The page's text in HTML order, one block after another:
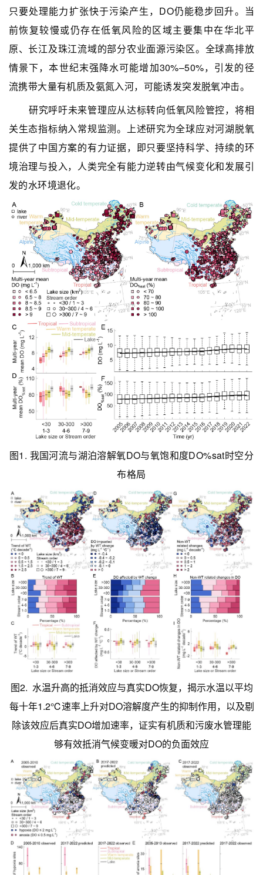
只要处理能力扩张快于污染产生，DO仍能稳步回升。当
前恢复较慢或仍存在低氧风险的区域主要集中在华北平
原、长江及珠江流域的部分农业面源污染区。全球高排放
情景下，本世纪末强降水可能增加30%–50%，引发的径
流携带大量有机质及氨氮入河，可能诱发突发脱氧冲击。
研究呼吁未来管理应从达标转向低氧风险管控，将相
关生态指标纳入常规监测。上述研究为全球应对河湖脱氧
提供了中国方案的有力证据，即只要坚持科学、持续的环
境治理与投入，人类完全有能力逆转由气候变化和发展引
发的水环境退化。
图1. 我国河流与湖泊溶解氧DO与氧饱和度DO%sat时空分
布格局
图2. 水温升高的抵消效应与真实DO恢复，揭示水温以平均
每十年1.2℃速率上升对DO溶解度产生的抑制作用，以及剔
除该效应后真实DO增加速率，证实有机质和污废水管理能
够有效抵消气候变暖对DO的负面效应